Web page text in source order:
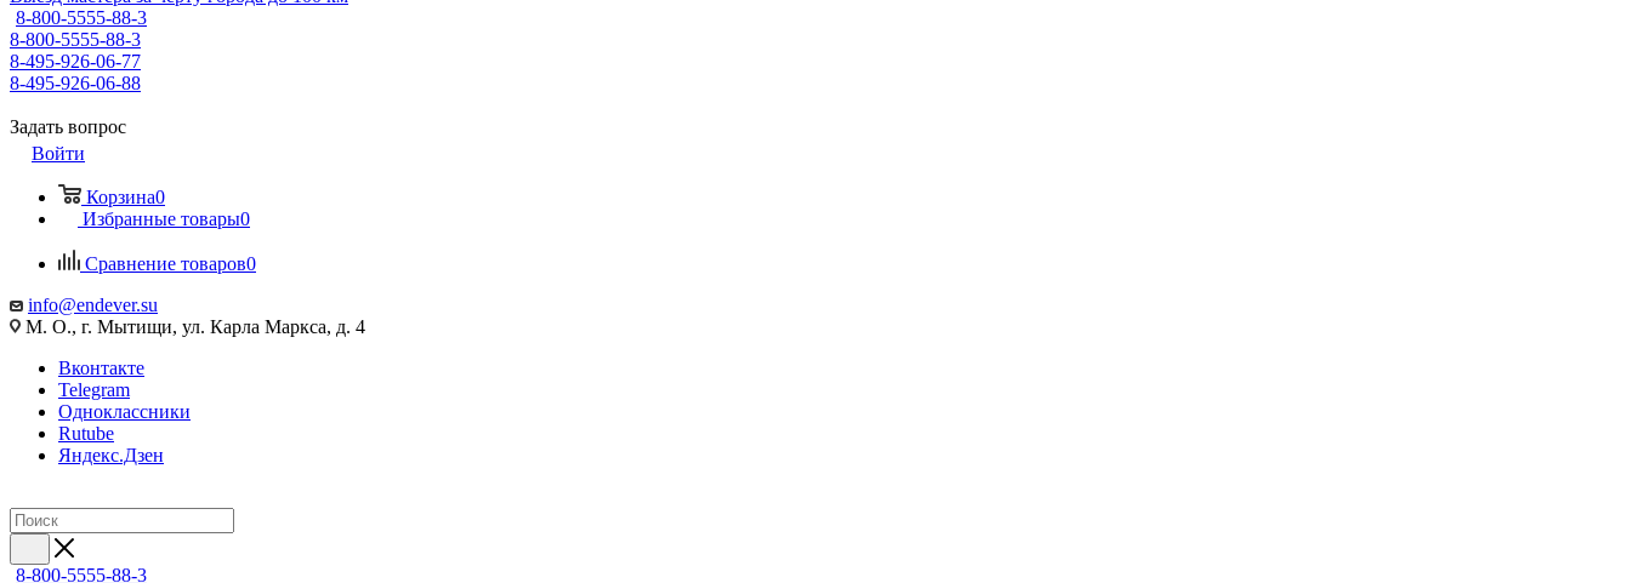
8-800-5555-88-3
8-800-5555-88-3
8-495-926-06-77
8-495-926-06-88
Задать вопрос
Войти
Корзина0
Избранные товары0
Сравнение товаров0
info@endever.su
М. О., г. Мытищи, ул. Карла Маркса, д. 4
Вконтакте
Telegram
Одноклассники
Rutube
Яндекс.Дзен
8-800-5555-88-3